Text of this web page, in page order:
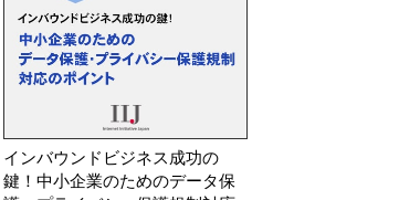
インバウンドビジネス成功の
鍵！中小企業のためのデータ保